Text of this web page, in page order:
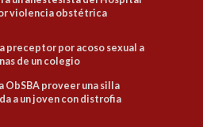
violencia obstétrica
preceptor por acoso sexual a
de un colegio
ObSBA proveer una silla
a un joven con distrofia